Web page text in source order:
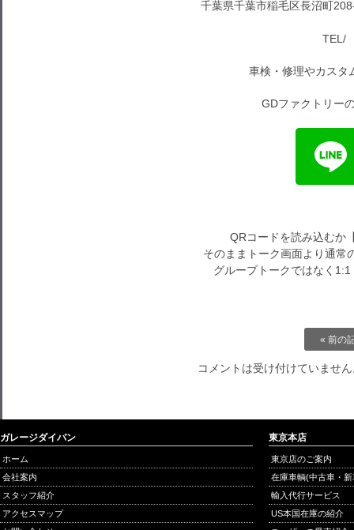
千葉県千葉市稲毛区長沼町
TEL/
車検・修理やカスタ
GDファクトリー
QRコードを読み込むか
そのままトーク画面より通常
グループトークではなく
« 前の
コメントは受け付けていませ
ガレージダイバン
ホーム
会社案内
スタッフ紹介
アクセスマップ
東京本店
東京店のご案内
在庫車輌(中古車・
輸入代行サービス
US本国在庫の紹介